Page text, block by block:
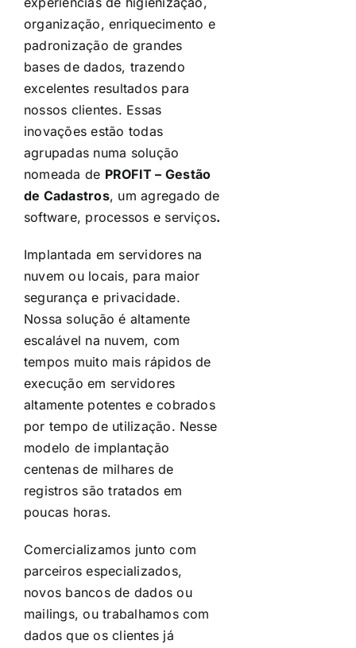
organização, enriquecimento e
padronização de grandes
bases de dados, trazendo
excelentes resultados para
nossos clientes. Essas
inovações estão todas
agrupadas numa solução
nomeada de PROFIT – Gestão
de Cadastros, um agregado de
software, processos e serviços.
Implantada em servidores na
nuvem ou locais, para maior
segurança e privacidade.
Nossa solução é altamente
escalável na nuvem, com
tempos muito mais rápidos de
execução em servidores
altamente potentes e cobrados
por tempo de utilização. Nesse
modelo de implantação
centenas de milhares de
registros são tratados em
poucas horas.
Comercializamos junto com
parceiros especializados,
novos bancos de dados ou
mailings, ou trabalhamos com
dados que os clientes já